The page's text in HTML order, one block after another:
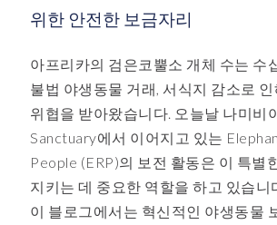
위한 안전한 보금자리
아프리카의 검은코뿔소 개체 수는 수
불법 야생동물 거래, 서식지 감소로
위협을 받아왔습니다. 오늘날 나미비
Sanctuary에서 이어지고 있는
People (ERP)의 보전 활동은 이 특별
지키는 데 중요한 역할을 하고 있습니
이 블로그에서는 혁신적인 야생동물